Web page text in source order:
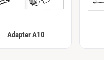
Adapter A10